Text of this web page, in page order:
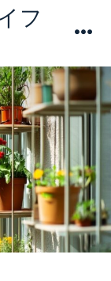
フ
ニ
ュ
ー